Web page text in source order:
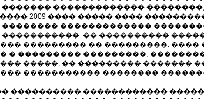
�������������
2009 ���� ����� ����
�������������
�����������. �� ����������
��������� �� ���������. ����
� ��������� ���������,
�����, �� ��������� �������
����������� ��������
���������� ������������